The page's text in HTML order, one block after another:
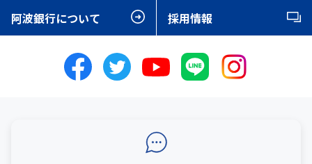
阿波銀行について 採用情報